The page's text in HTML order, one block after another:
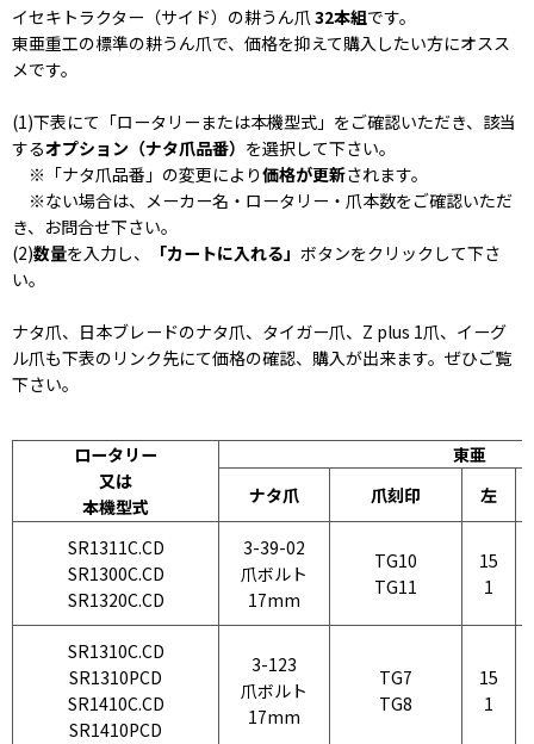
イセキトラクター（サイド）の耕うん爪 32本組です。
東亜重工の標準の耕うん爪で、価格を抑えて購入したい方にオスス
メです。
(1)下表にて「ロータリーまたは本機型式」をご確認いただき、該当
するオプション（ナタ爪品番） を選択して下さい。
※「ナタ爪品番」の変更により価格が更新されます。
※ない場合は、メーカー名・ロータリー・爪本数をご確認いただ
き、お問合せ下さい。
(2)数量を入力し、 「カートに入れる」 ボタンをクリックして下さ
い。
ナタ爪、日本ブレードのナタ爪、タイガー爪、Z plus 1爪、イーグ
ル爪も下表のリンク先にて価格の確認、購入が出来ます。ぜひご覧
下さい。
ロータリー
又は
本機型式
東亜
ナタ爪
爪刻印 左
SR1311C.CD
SR1300C.CD
SR1320C.CD
3-39-02
爪ボルト
17mm
TG10
TG11
15
1
SR1310C.CD
SR1310PCD
SR1410C.CD
SR1410PCD
3-123
爪ボルト
17mm
TG7
TG8
15
1